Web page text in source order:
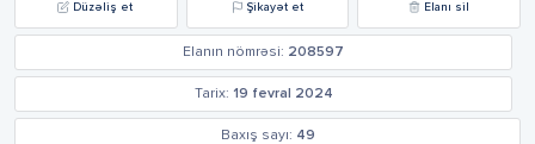
Düzəliş et Şikayət et Elanı sil
Elanın nömrəsi: 208597
Tarix: 19 fevral 2024
Baxış sayı: 49